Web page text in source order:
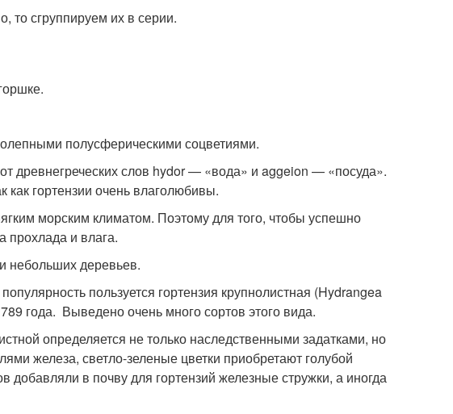
то сгруппируем их в серии.
полусферическими соцветиями.
древнегреческих слов hydor — «вода» и aggeion — «посуда».
как гортензии очень влаголюбивы.
морским климатом. Поэтому для того, чтобы успешно
прохлада и влага.
небольших деревьев.
пользуется гортензия крупнолистная (Hydrangea
года. Выведено очень много сортов этого вида.
определяется не только наследственными задатками, но
железа, светло-зеленые цветки приобретают голубой
в почву для гортензий железные стружки, а иногда